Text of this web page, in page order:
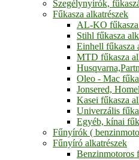
Szegélynyirók,
Fűkasza alkatrészek
AL-KO fűkasza
Stihl fűkasza
Einhell fűkasza
MTD fűkasza
Oleo - Mac
Jonsered,
Kasei fűkasza
Univerzális
Egyéb, kínai
Fűnyírók (
Fűnyíró alkatrészek
Benzinmotoros